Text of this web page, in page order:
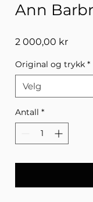
Ann
2 000,00 krPris
Original og trykk *
Velg
Antall *